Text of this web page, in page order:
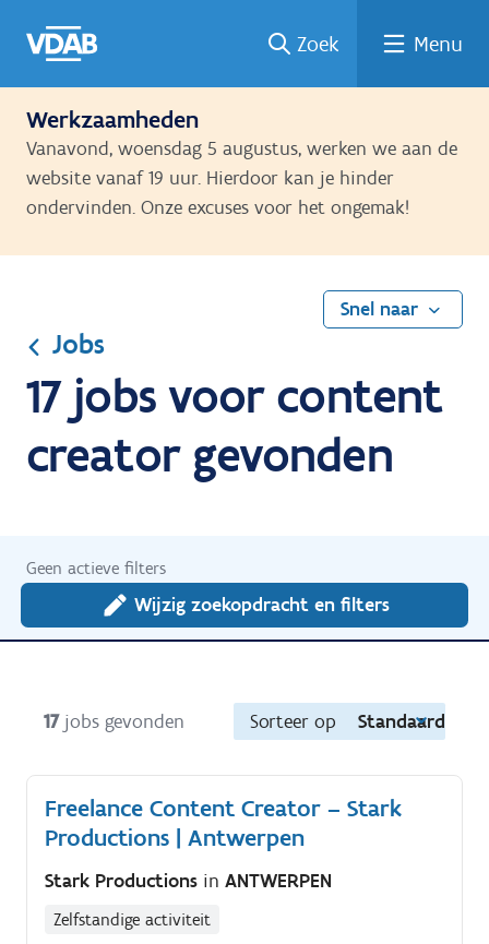
naar
een
een
job
mij?
naar
Zoek Menu
Werkzaamheden
Vanavond, woensdag 5 augustus, werken we aan de
website vanaf 19 uur. Hierdoor kan je hinder
ondervinden. Onze excuses voor het ongemak!
Snel naar
Jobs
17 jobs voor content
creator gevonden
Geen actieve filters
Wijzig zoekopdracht en filters
17 jobs gevonden Sorteer op Standaard
Freelance Content Creator – Stark
Productions | Antwerpen
Stark Productions in ANTWERPEN
Zelfstandige activiteit